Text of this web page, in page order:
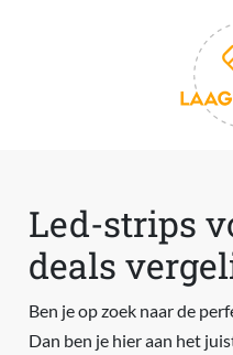
Led-strips
deals
Ben je op zoek naar de
Dan ben je hier aan het